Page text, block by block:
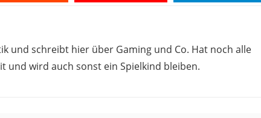
und schreibt hier über Gaming und Co. Hat noch alle
und wird auch sonst ein Spielkind bleiben.